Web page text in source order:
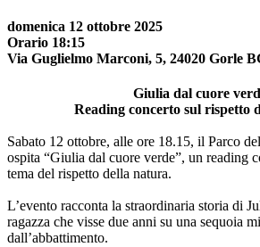
domenica 12 ottobre 2025
Orario 18:15
Via Guglielmo Marconi, 5, 24020 Gorle
Giulia dal cuore
Reading concerto sul rispetto
Sabato 12 ottobre, alle ore 18.15, il Parco
ospita “Giulia dal cuore verde”, un reading
tema del rispetto della natura.
L’evento racconta la straordinaria storia di
ragazza che visse due anni su una sequoia
dall’abbattimento.